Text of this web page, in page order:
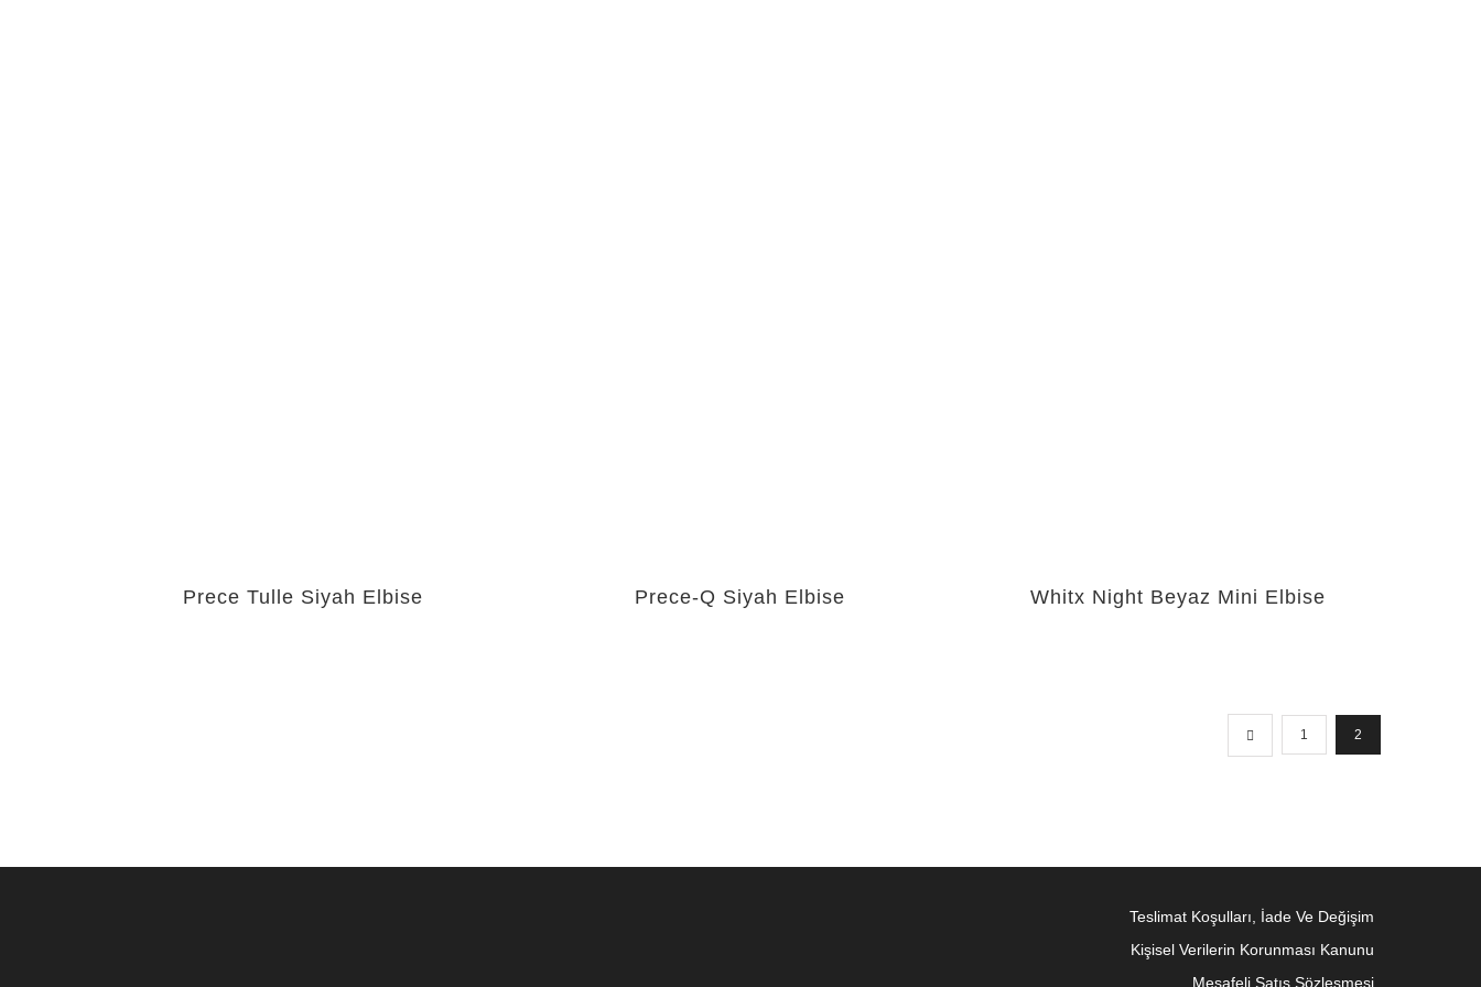
Prece Tulle Siyah Elbise Prece-Q Siyah Elbise Whitx Night Beyaz Mini Elbise
1 2
Teslimat Koşulları, İade Ve Değişim
Kişisel Verilerin Korunması Kanunu
Mesafeli Satış Sözleşmesi